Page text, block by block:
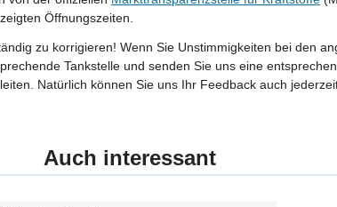
Öffnungszeiten.
zu korrigieren! Wenn Sie Unstimmigkeiten bei den
Tankstelle und senden Sie uns eine
Natürlich können Sie uns Ihr Feedback auch
Auch interessant